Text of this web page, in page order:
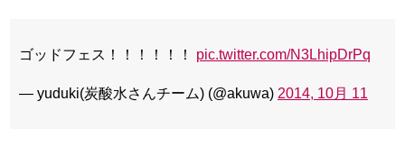
ゴッドフェス！！！！！！ pic.twitter.com/N3LhipDrPq
— yuduki(炭酸水さんチーム) (@akuwa) 2014, 10月 11